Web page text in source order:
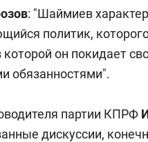
: "Шаймиев
политик,
он покидает
обязанностями".
партии КПРФ
дискуссии,